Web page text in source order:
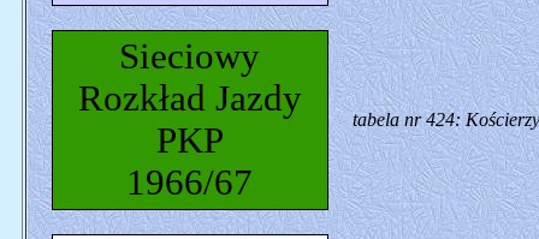
Sieciowy
Rozkład Jazdy
PKP
1966/67
tabela nr 424: